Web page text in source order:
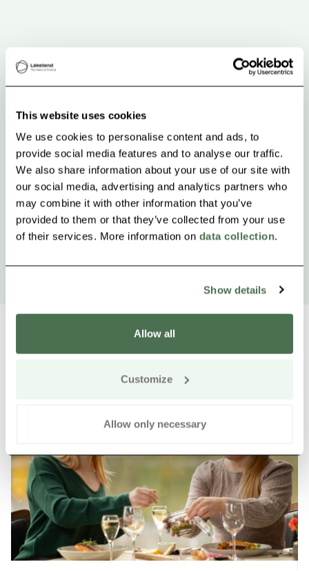
This website uses cookies
We use cookies to personalise content and ads, to
provide social media features and to analyse our traffic.
We also share information about your use of our site with
our social media, advertising and analytics partners who
may combine it with other information that you’ve
provided to them or that they’ve collected from your use
of their services. More information on data collection.
Show details
Allow all
Customize
Allow only necessary
Weitere Produkte in der Nähe